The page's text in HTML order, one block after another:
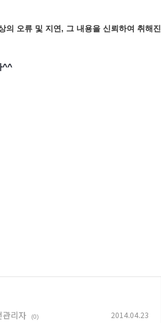
의 오류 및 지연, 그 내용을 신뢰하여 취해진
^^
리자
(0) 2014.04.23